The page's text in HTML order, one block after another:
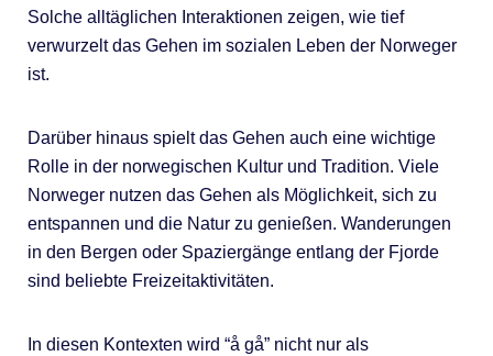
Solche alltäglichen Interaktionen zeigen, wie tief
verwurzelt das Gehen im sozialen Leben der Norweger
ist.
Darüber hinaus spielt das Gehen auch eine wichtige
Rolle in der norwegischen Kultur und Tradition. Viele
Norweger nutzen das Gehen als Möglichkeit, sich zu
entspannen und die Natur zu genießen. Wanderungen
in den Bergen oder Spaziergänge entlang der Fjorde
sind beliebte Freizeitaktivitäten.
In diesen Kontexten wird “å gå” nicht nur als